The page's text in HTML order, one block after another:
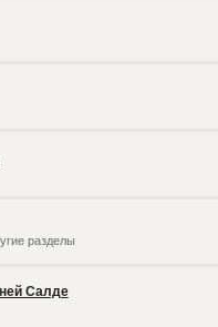
разделы
Салде